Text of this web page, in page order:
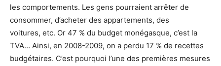
les comportements. Les gens pourraient arrêter de
consommer, d’acheter des appartements, des
voitures, etc. Or 47 % du budget monégasque, c’est la
TVA… Ainsi, en 2008-2009, on a perdu 17 % de recettes
budgétaires. C’est pourquoi l’une des premières mesures